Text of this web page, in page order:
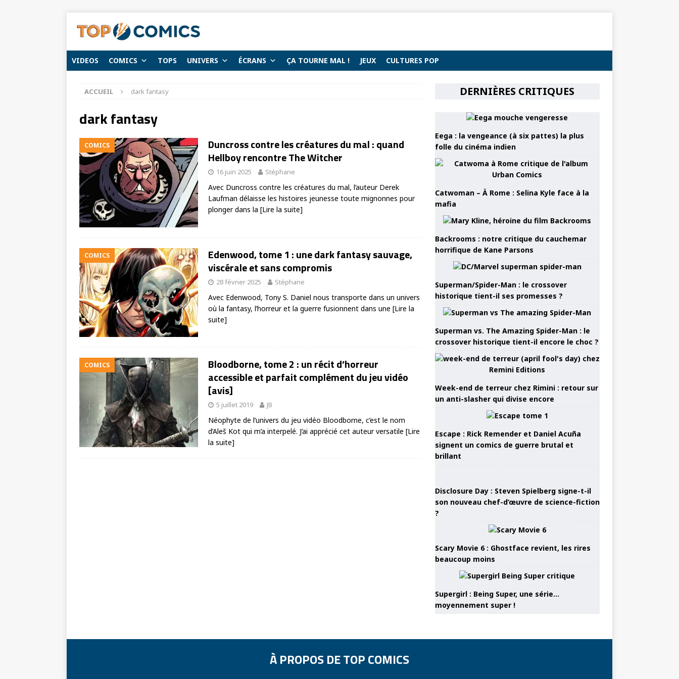
VIDEOS COMICS TOPS UNIVERS ÉCRANS ÇA TOURNE MAL ! JEUX CULTURES POP
ACCUEIL dark fantasy
dark fantasy
COMICS
Duncross contre les créatures du mal : quand
Hellboy rencontre The Witcher
16 juin 2025 Stéphane
Avec Duncross contre les créatures du mal, l’auteur Derek
Laufman délaisse les histoires jeunesse toute mignonnes pour
plonger dans la [Lire la suite]
COMICS
Edenwood, tome 1 : une dark fantasy sauvage,
viscérale et sans compromis
28 février 2025 Stéphane
Avec Edenwood, Tony S. Daniel nous transporte dans un univers
où la fantasy, l’horreur et la guerre fusionnent dans une [Lire la
suite]
COMICS
Bloodborne, tome 2 : un récit d’horreur
accessible et parfait complément du jeu vidéo
[avis]
5 juillet 2019 JB
Néophyte de l’univers du jeu vidéo Bloodborne, c’est le nom
d’Aleš Kot qui m’a interpelé. J’ai apprécié cet auteur versatile [Lire
la suite]
DERNIÈRES CRITIQUES
Eega : la vengeance (à six pattes) la plus
folle du cinéma indien
Catwoman – À Rome : Selina Kyle face à la
mafia
Backrooms : notre critique du cauchemar
horrifique de Kane Parsons
Superman/Spider-Man : le crossover
historique tient-il ses promesses ?
Superman vs. The Amazing Spider-Man : le
crossover historique tient-il encore le choc ?
Week-end de terreur chez Rimini : retour sur
un anti-slasher qui divise encore
Escape : Rick Remender et Daniel Acuña
signent un comics de guerre brutal et
brillant
Disclosure Day : Steven Spielberg signe-t-il
son nouveau chef-d’œuvre de science-fiction
?
Scary Movie 6 : Ghostface revient, les rires
beaucoup moins
Supergirl : Being Super, une série…
moyennement super !
À PROPOS DE TOP COMICS